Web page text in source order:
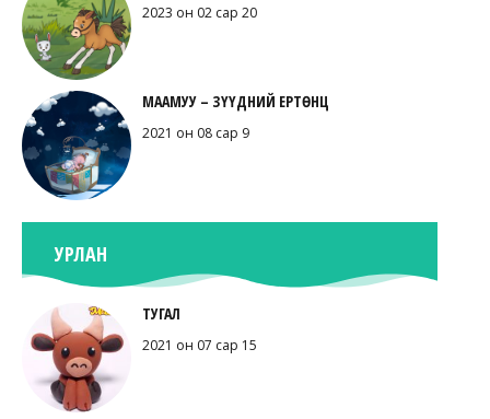
2023 он 02 сар 20
МААМУУ – ЗҮҮДНИЙ ЕРТӨНЦ
2021 он 08 сар 9
УРЛАН
ТУГАЛ
2021 он 07 сар 15